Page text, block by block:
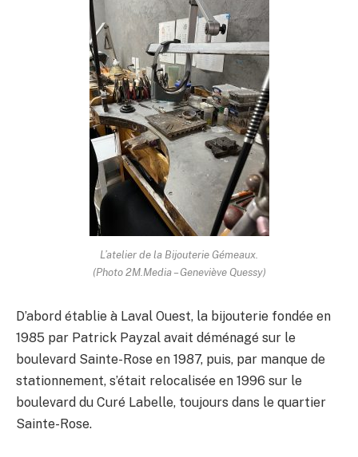
L’atelier de la Bijouterie Gémeaux.
(Photo 2M.Media – Geneviève Quessy)
D’abord établie à Laval Ouest, la bijouterie fondée en
1985 par Patrick Payzal avait déménagé sur le
boulevard Sainte-Rose en 1987, puis, par manque de
stationnement, s’était relocalisée en 1996 sur le
boulevard du Curé Labelle, toujours dans le quartier
Sainte-Rose.